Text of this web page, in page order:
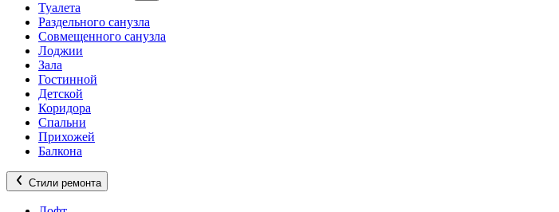
Туалета
Раздельного санузла
Совмещенного санузла
Лоджии
Зала
Гостинной
Детской
Коридора
Спальни
Прихожей
Балкона
Стили ремонта